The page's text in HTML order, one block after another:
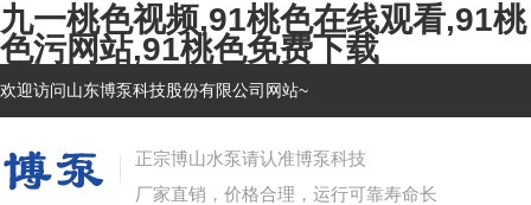
九一桃色视频,91桃色在线观看,91桃
色污网站,91桃色免费下载
欢迎访问山东博泵科技股份有限公司网站~
正宗博山水泵请认准博泵科技
厂家直销，价格合理，运行可靠寿命长